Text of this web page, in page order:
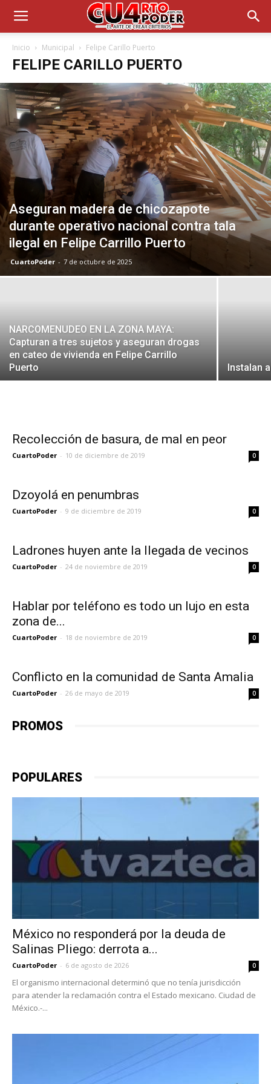
Inicio Municipal Felipe Carillo Puerto
FELIPE CARILLO PUERTO
Aseguran madera de chicozapote
durante operativo nacional contra tala
ilegal en Felipe Carrillo Puerto
CuartoPoder - 7 de octubre de 2025
NARCOMENUDEO EN LA ZONA MAYA:
Capturan a tres sujetos y aseguran drogas
en cateo de vivienda en Felipe Carrillo
Puerto
Instalan
Recolección de basura, de mal en peor
CuartoPoder - 10 de diciembre de 2019 0
Dzoyolá en penumbras
CuartoPoder - 9 de diciembre de 2019 0
Ladrones huyen ante la llegada de vecinos
CuartoPoder - 24 de noviembre de 2019 0
Hablar por teléfono es todo un lujo en esta
zona de...
CuartoPoder - 18 de noviembre de 2019 0
Conflicto en la comunidad de Santa Amalia
CuartoPoder - 26 de mayo de 2019 0
PROMOS
POPULARES
México no responderá por la deuda de
Salinas Pliego: derrota a...
CuartoPoder - 6 de agosto de 2026 0
El organismo internacional determinó que no tenía jurisdicción
para atender la reclamación contra el Estado mexicano. Ciudad de
México.-...